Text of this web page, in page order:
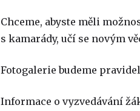
Chceme, abyste měli
s kamarády, učí se novým
Fotogalerie budeme
Informace o vyzvedávání